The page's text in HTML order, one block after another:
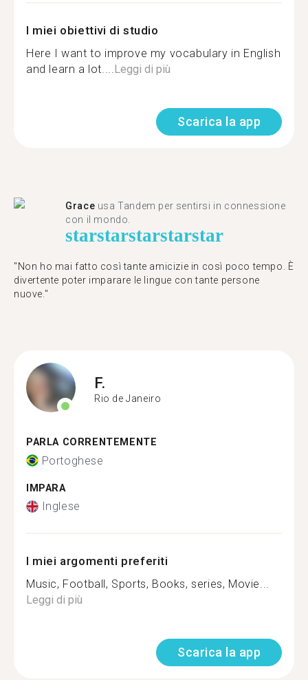
I miei obiettivi di studio
Here I want to improve my vocabulary in English
and learn a lot....Leggi di più
Scarica la app
Grace usa Tandem per sentirsi in connessione
con il mondo.
starstarstarstarstar
"Non ho mai fatto così tante amicizie in così poco tempo. È
divertente poter imparare le lingue con tante persone
nuove."
F.
Rio de Janeiro
PARLA CORRENTEMENTE
Portoghese
IMPARA
Inglese
I miei argomenti preferiti
Music, Football, Sports, Books, series, Movie...
Leggi di più
Scarica la app